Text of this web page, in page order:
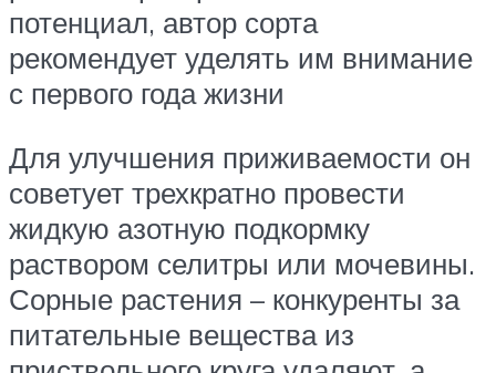
потенциал, автор сорта
рекомендует уделять им внимание
с первого года жизни
Для улучшения приживаемости он
советует трехкратно провести
жидкую азотную подкормку
раствором селитры или мочевины.
Сорные растения – конкуренты за
питательные вещества из